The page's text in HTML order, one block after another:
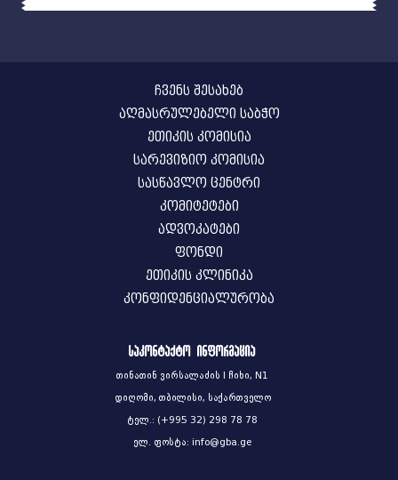
ჩვენს შესახებ
აღმასრულებელი საბჭო
ეთიკის კომისია
სარევიზიო კომისია
სასწავლო ცენტრი
კომიტეტები
ადვოკატები
ფონდი
ეთიკის კლინიკა
კონფიდენციალურობა
საკონტაქტო ინფორმაცია
თინათინ ვირსალაძის I ჩიხი, N1
დიღომი, თბილისი, საქართველო
ტელ.: (+995 32) 298 78 78
ელ. ფოსტა: info@gba.ge